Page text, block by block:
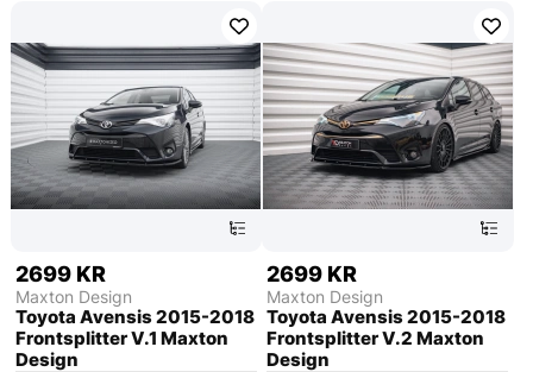
2699 KR
Maxton Design
Toyota Avensis 2015-2018
Frontsplitter V.1 Maxton
Design
2699 KR
Maxton Design
Toyota Avensis 2015-2018
Frontsplitter V.2 Maxton
Design